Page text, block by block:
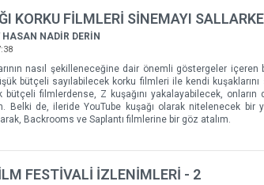
KORKU FİLMLERİ SİNEMAYI
NADİR DERİN
nasıl şekilleneceğine dair önemli göstergeler
bütçeli sayılabilecek korku filmleri ile kendi
bütçeli filmlerdense, Z kuşağını yakalayabilecek,
Belki de, ileride YouTube kuşağı olarak nitelenecek bir
Backrooms ve Saplantı filmlerine bir göz atalım.
FESTİVALİ İZLENİMLERİ - 2